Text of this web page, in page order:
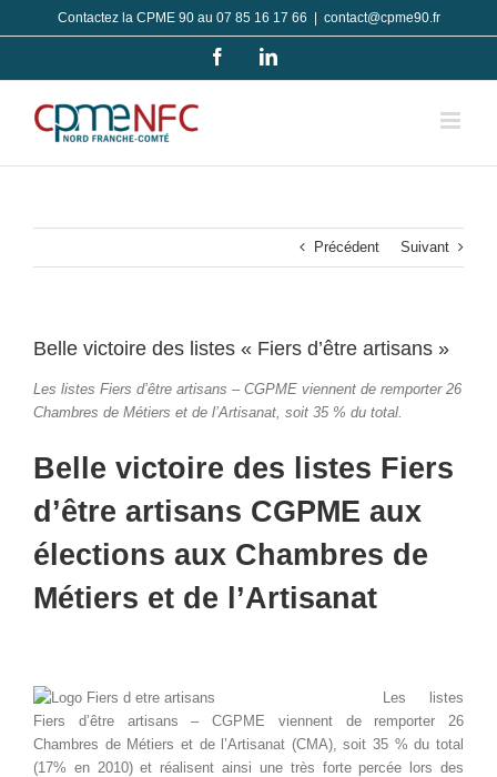
au
Contactez la CPME 90 au 07 85 16 17 66 contact@cpme90.fr
FacebookLinkedIn
Précédent Suivant
Belle victoire des listes « Fiers d’être artisans »
Les listes Fiers d’être artisans – CGPME viennent de remporter 26
Chambres de Métiers et de l’Artisanat, soit 35 % du total.
Belle victoire des listes Fiers
d’être artisans CGPME aux
élections aux Chambres de
Métiers et de l’Artisanat
Les listes
Fiers d’être artisans – CGPME viennent de remporter 26
Chambres de Métiers et de l’Artisanat (CMA), soit 35 % du total
(17% en 2010) et réalisent ainsi une très forte percée lors des